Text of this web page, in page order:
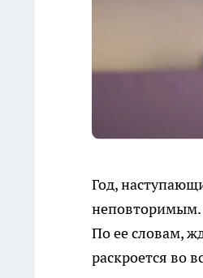
Год,
неповторимым.
По ее словам,
раскроется во